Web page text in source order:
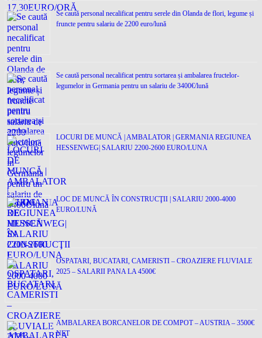
Se caută personal necalificat pentru serele din Olanda de flori, legume și
fruncte pentru salariu de 2200 euro/lună
Se caută personal necalificat pentru sortarea și ambalarea fructelor-
legumelor in Germania pentru un salariu de 3400€/lună
LOCURI DE MUNCĂ | AMBALATOR | GERMANIA REGIUNEA
HESSENWEG| SALARIU 2200-2600 EURO/LUNA
LOC DE MUNCĂ ÎN CONSTRUCŢII | SALARIU 2000-4000
EURO/LUNĂ
OSPATARI, BUCATARI, CAMERISTI – CROAZIERE FLUVIALE
2025 – SALARII PANA LA 4500€
AMBALAREA BORCANELOR DE COMPOT – AUSTRIA – 3500€
NET